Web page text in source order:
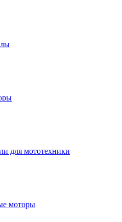
для мототехники
моторы